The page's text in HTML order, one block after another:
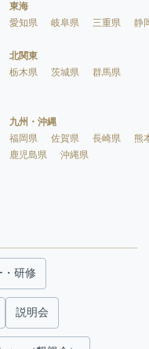
東海
愛知県
岐阜県 三重県 静
北関東
栃木県
茨城県 群馬県
九州・沖縄
福岡県
佐賀県 長崎県 熊
鹿児島県
沖縄県
・研修
説明会